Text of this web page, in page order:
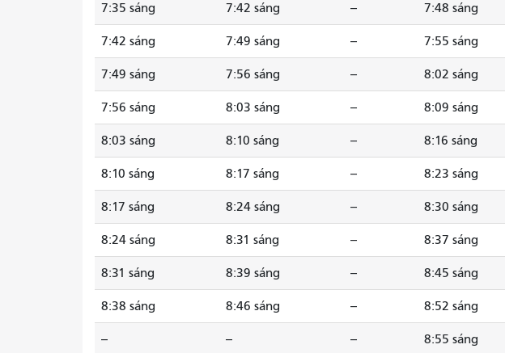
7:35 sáng 7:42 sáng -- 7:48 sáng
7:42 sáng 7:49 sáng -- 7:55 sáng
7:49 sáng 7:56 sáng -- 8:02 sáng
7:56 sáng 8:03 sáng -- 8:09 sáng
8:03 sáng 8:10 sáng -- 8:16 sáng
8:10 sáng 8:17 sáng -- 8:23 sáng
8:17 sáng 8:24 sáng -- 8:30 sáng
8:24 sáng 8:31 sáng -- 8:37 sáng
8:31 sáng 8:39 sáng -- 8:45 sáng
8:38 sáng 8:46 sáng -- 8:52 sáng
-- -- -- 8:55 sáng